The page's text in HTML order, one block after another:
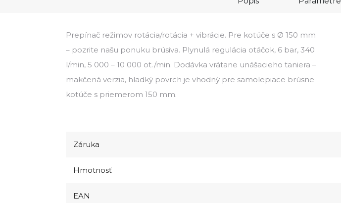
Prepínač režimov rotácia/rotácia + vibrácie. Pre kotúče s Ø 150 mm
– pozrite našu ponuku brúsiva. Plynulá regulácia otáčok, 6 bar, 340
l/min, 5 000 – 10 000 ot./min. Dodávka vrátane unášacieho taniera –
mäkčená verzia, hladký povrch je vhodný pre samolepiace brúsne
kotúče s priemerom 150 mm.
Záruka
Hmotnosť
EAN